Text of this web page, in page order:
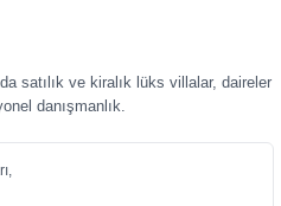
satılık ve kiralık lüks villalar, daireler
danışmanlık.